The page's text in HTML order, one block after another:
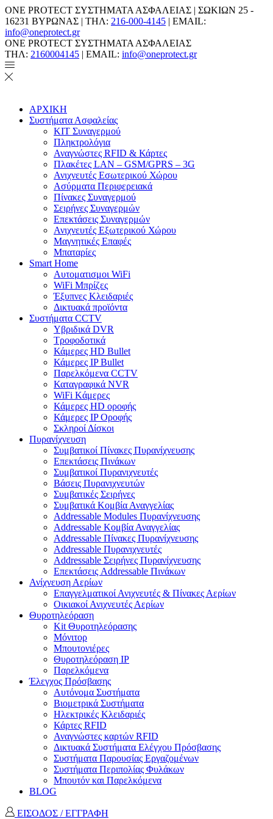
ONE PROTECT ΣΥΣΤΗΜΑΤΑ ΑΣΦΑΛΕΙΑΣ | ΣΩΚΙΩΝ 25 -
16231 ΒΥΡΩΝΑΣ | ΤΗΛ: 216-000-4145 | EMAIL:
info@oneprotect.gr
ONE PROTECT ΣΥΣΤΗΜΑΤΑ ΑΣΦΑΛΕΙΑΣ
ΤΗΛ: 2160004145 | EMAIL: info@oneprotect.gr
ΑΡΧΙΚΗ
Συστήματα Ασφαλείας
ΚΙΤ Συναγερμού
Πληκτρολόγια
Αναγνώστες RFID & Κάρτες
Πλακέτες LAN – GSM/GPRS – 3G
Ανιχνευτές Εσωτερικού Χώρου
Aσύρματα Περιφερειακά
Πίνακες Συναγερμού
Σειρήνες Συναγερμών
Επεκτάσεις Συναγερμών
Ανιχνευτές Εξωτερικού Χώρου
Μαγνητικές Επαφές
Μπαταρίες
Smart Home
Αυτοματισμοι WiFi
WiFi Μπρίζες
Έξυπνες Κλειδαριές
Δικτυακά προϊόντα
Συστήματα CCTV
Υβριδικά DVR
Tροφοδοτικά
Κάμερες HD Βullet
Κάμερες IP Βullet
Παρελκόμενα CCTV
Καταγραφικά NVR
WiFi Kάμερες
Κάμερες HD οροφής
Κάμερες IP Οροφής
Σκληροί Δίσκοι
Πυρανίχνευση
Συμβατικοί Πίνακες Πυρανίχνευσης
Επεκτάσεις Πινάκων
Συμβατικοί Πυρανιχνευτές
Βάσεις Πυρανιχνευτών
Συμβατικές Σειρήνες
Συμβατικά Κομβία Αναγγελίας
Addressable Modules Πυρανίχνευσης
Addressable Κομβία Αναγγελίας
Addressable Πίνακες Πυρανίχνευσης
Addressable Πυρανιχνευτές
Addressable Σειρήνες Πυρανίχνευσης
Επεκτάσεις Addressable Πινάκων
Ανίχνευση Αερίων
Επαγγελματικοί Ανιχνευτές & Πίνακες Αερίων
Οικιακοί Ανιχνευτές Αερίων
Θυροτηλεόραση
Kit Θυροτηλεόρασης
Μόνιτορ
Μπουτονιέρες
Θυροτηλεόραση ΙΡ
Παρελκόμενα
Έλεγχος Πρόσβασης
Aυτόνομα Συστήματα
Βιομετρικά Συστήματα
Ηλεκτρικές Κλειδαριές
Κάρτες RFID
Αναγνώστες καρτών RFID
Δικτυακά Συστήματα Ελέγχου Πρόσβασης
Συστήματα Παρουσίας Εργαζομένων
Συστήματα Περιπολίας Φυλάκων
Mπουτόν και Παρελκόμενα
BLOG
ΕΙΣΟΔΟΣ / ΕΓΓΡΑΦΗ